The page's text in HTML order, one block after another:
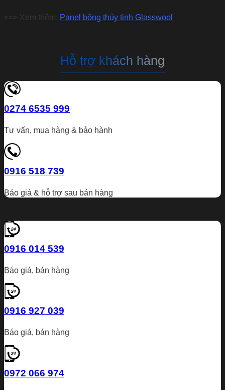
>>> Xem thêm: Panel bông thủy tinh Glasswool
Hỗ trợ khách hàng
0274 6535 999
Tư vấn, mua hàng & bảo hành
0916 518 739
Báo giá & hỗ trợ sau bán hàng
0916 014 539
Báo giá, bán hàng
0916 927 039
Báo giá, bán hàng
0972 066 974